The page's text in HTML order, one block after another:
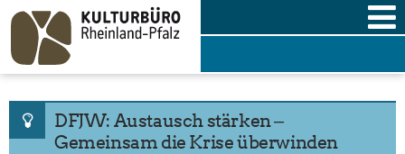
Skip
content
DFJW: Austausch stärken ‒
Gemeinsam die Krise überwinden